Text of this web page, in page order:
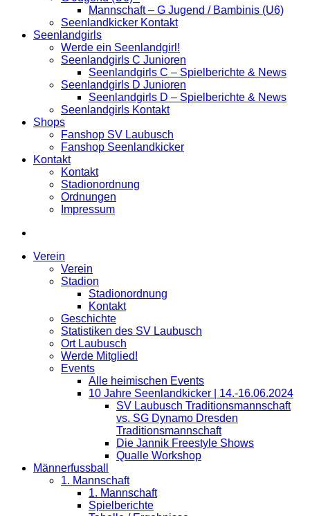
Mannschaft – G Jugend / Bambinis (U6)
Seenlandkicker Kontakt
Seenlandgirls
Werde ein Seenlandgirl!
Seenlandgirls C Junioren
Seenlandgirls C – Spielberichte & News
Seenlandgirls D Junioren
Seenlandgirls D – Spielberichte & News
Seenlandgirls Kontakt
Shops
Fanshop SV Laubusch
Fanshop Seenlandkicker
Kontakt
Kontakt
Stadionordnung
Ordnungen
Impressum
Verein
Verein
Stadion
Stadionordnung
Kontakt
Geschichte
Statistiken des SV Laubusch
Ort Laubusch
Werde Mitglied!
Events
Alle heimischen Events
10 Jahre Seenlandkicker | 14.-16.06.2024
SV Laubusch Traditionsmannschaft
vs. SG Dynamo Dresden
Traditionsmannschaft
Die Jannik Freestyle Shows
Qualle Workshop
Männerfussball
1. Mannschaft
1. Mannschaft
Spielberichte